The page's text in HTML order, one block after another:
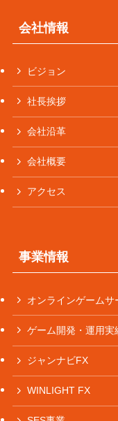
会社情報
ビジョン
社長挨拶
会社沿革
会社概要
アクセス
事業情報
オンラインゲームサ
ゲーム開発・運用実
ジャンナビFX
WINLIGHT FX